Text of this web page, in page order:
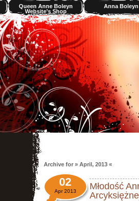
Queen Anne Boleyn
Website’s Shop
Anna Boleyn
Archive for » April, 2013 «
Młodość
02
Apr 2013